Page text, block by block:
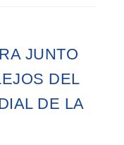
JUNTO
DEL
DE LA